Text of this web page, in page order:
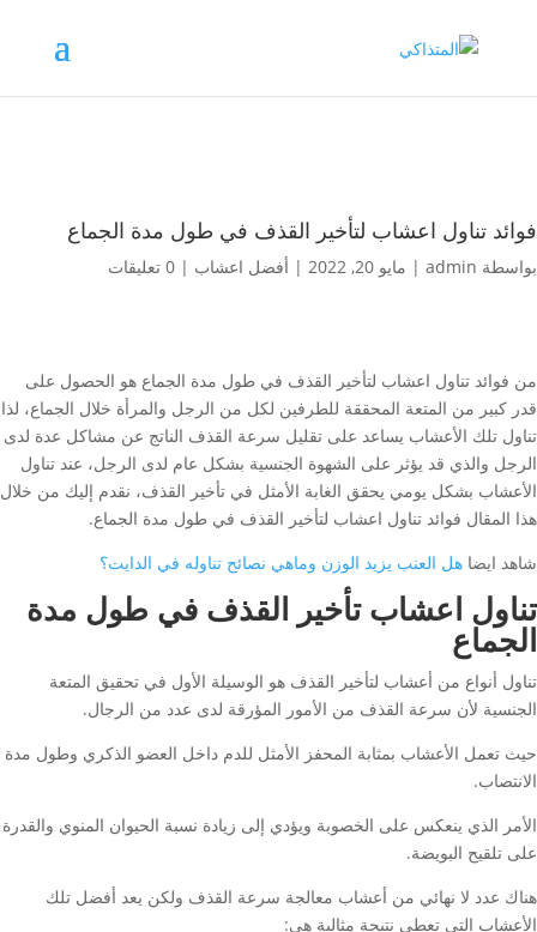
فوائد تناول اعشاب لتأخير القذف في طول مدة الجماع
بواسطة admin
| مايو 20, 2022 | أفضل اعشاب | 0 تعليقات
من فوائد تناول اعشاب لتأخير القذف في طول مدة الجماع هو الحصول على
قدر كبير من المتعة المحققة للطرفين لكل من الرجل والمرأة خلال الجماع، لذا
تناول تلك الأعشاب يساعد على تقليل سرعة القذف الناتج عن مشاكل عدة لدى
الرجل والذي قد يؤثر على الشهوة الجنسية بشكل عام لدى الرجل، عند تناول
الأعشاب بشكل يومي يحقق الغابة الأمثل في تأخير القذف، نقدم إليك من خلال
هذا المقال فوائد تناول اعشاب لتأخير القذف في طول مدة الجماع.
شاهد ايضا هل العنب يزيد الوزن وماهي نصائح تناوله في الدايت؟
تناول اعشاب تأخير القذف في طول مدة
الجماع
تناول أنواع من أعشاب لتأخير القذف هو الوسيلة الأول في تحقيق المتعة
الجنسية لأن سرعة القذف من الأمور المؤرقة لدى عدد من الرجال.
حيث تعمل الأعشاب بمثابة المحفز الأمثل للدم داخل العضو الذكري وطول مدة
الانتصاب.
الأمر الذي ينعكس على الخصوبة ويؤدي إلى زيادة نسبة الحيوان المنوي والقدرة
على تلقيح البويضة.
هناك عدد لا نهائي من أعشاب معالجة سرعة القذف ولكن يعد أفضل تلك
الأعشاب التي تعطي نتيجة مثالية هي: